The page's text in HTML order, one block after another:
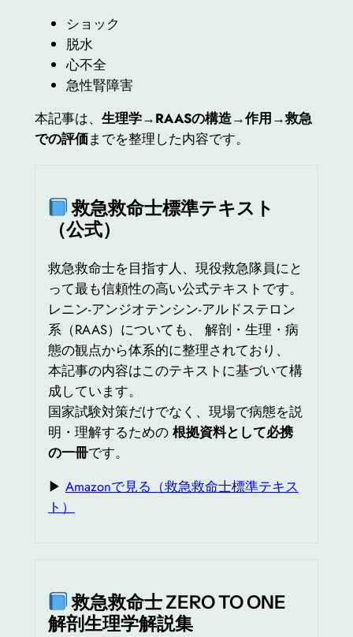
ショック
脱水
心不全
急性腎障害
本記事は、 生理学→RAASの構造→作用→救急
での評価までを整理した内容です。
救急救命士標準テキスト
（公式）
救急救命士を目指す人、現役救急隊員にと
って最も信頼性の高い公式テキストです。
レニン‐アンジオテンシン‐アルドステロン
系（RAAS）についても、 解剖・生理・病
態の観点から体系的に整理されており、
本記事の内容はこのテキストに基づいて構
成しています。
国家試験対策だけでなく、現場で病態を説
明・理解するための 根拠資料として必携
の一冊です。
▶ Amazonで見る（救急救命士標準テキス
ト）
救急救命士 ZERO TO ONE
解剖生理学解説集